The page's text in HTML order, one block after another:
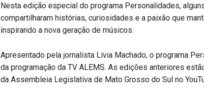
Nesta edição especial do programa Personalidades,
compartilharam histórias, curiosidades e a paixão que
inspirando a nova geração de músicos.
Apresentado pela jornalista Lívia Machado, o programa
da programação da TV ALEMS. As edições anteriores
da Assembleia Legislativa de Mato Grosso do Sul no